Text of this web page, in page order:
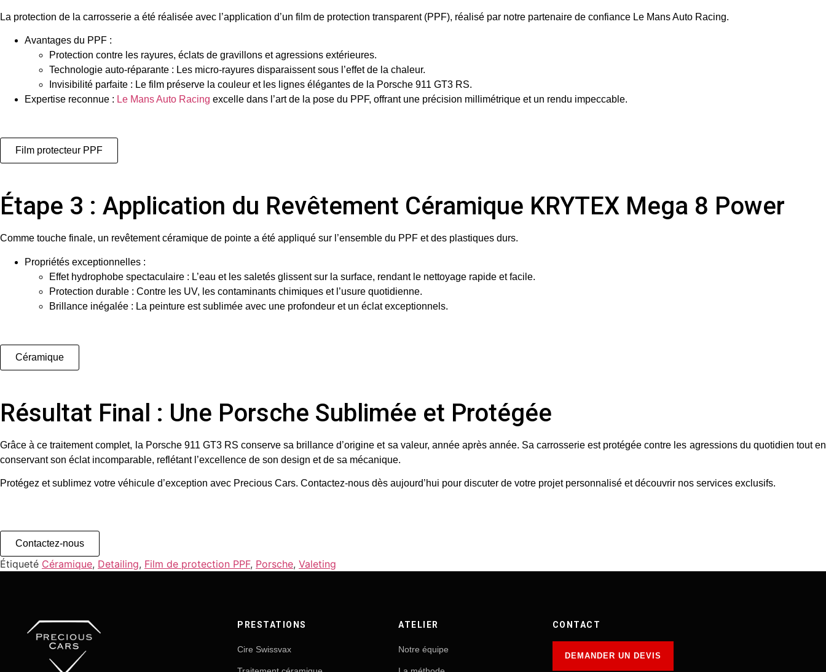
La protection de la carrosserie a été réalisée avec l’application d’un film de protection transparent(PPF), réalisé par notre partenaire de confiance Le Mans Auto Racing.
Avantages du PPF :
Protection contre les rayures, éclats de gravillons et agressions extérieures.
Technologie auto-réparante : Les micro-rayures disparaissent sous l’effet de la chaleur.
Invisibilité parfaite : Le film préserve la couleur et les lignes élégantes de la Porsche 911 GT3 RS.
Expertise reconnue : Le Mans Auto Racing excelle dans l’art de la pose du PPF, offrant une précision millimétrique et un rendu impeccable.
Film protecteur PPF
Étape 3 : Application du Revêtement Céramique KRYTEX Mega 8 Power
Comme touche finale, un revêtement céramique de pointe a été appliqué sur l’ensemble du PPF et des plastiques durs.
Propriétés exceptionnelles :
Effet hydrophobe spectaculaire : L’eau et les saletés glissent sur la surface, rendant le nettoyage rapide et facile.
Protection durable : Contre les UV, les contaminants chimiques et l’usure quotidienne.
Brillance inégalée : La peinture est sublimée avec une profondeur et un éclat exceptionnels.
Céramique
Résultat Final : Une Porsche Sublimée et Protégée
Grâce à ce traitement complet, la Porsche 911 GT3 RS conserve sa brillance d’origine et sa valeur, année après année. Sa carrosserie est protégée contre les agressions du quotidien tout en
conservant son éclat incomparable, reflétant l’excellence de son design et de sa mécanique.
Protégez et sublimez votre véhicule d’exception avec Precious Cars. Contactez-nous dès aujourd’hui pour discuter de votre projet personnalisé et découvrir nos services exclusifs.
Contactez-nous
Étiqueté Céramique, Detailing, Film de protection PPF, Porsche, Valeting
PRESTATIONS
Cire Swissvax
ATELIER
Notre équipe
CONTACT
DEMANDER UN DEVIS